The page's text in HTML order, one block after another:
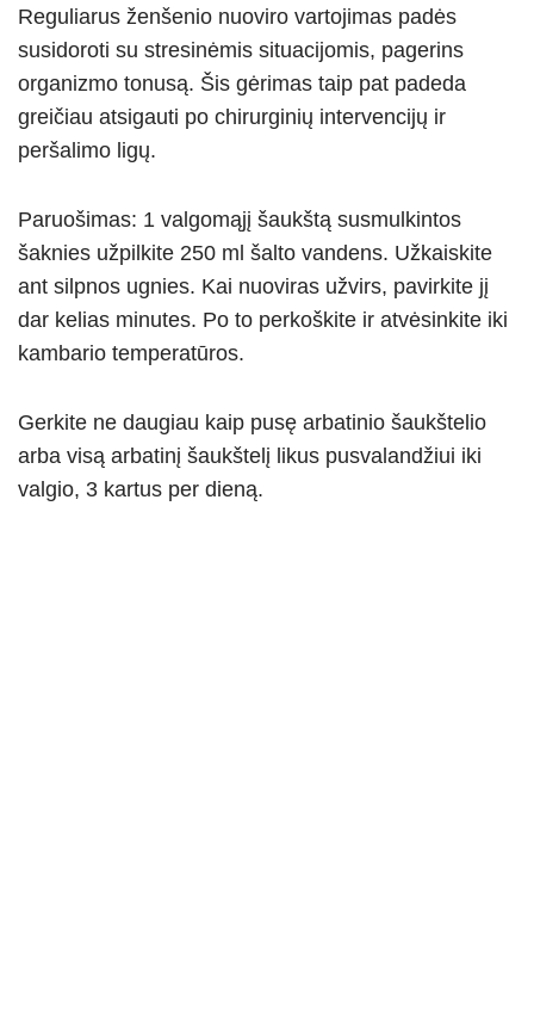
Reguliarus ženšenio nuoviro vartojimas padės
susidoroti su stresinėmis situacijomis, pagerins
organizmo tonusą. Šis gėrimas taip pat padeda
greičiau atsigauti po chirurginių intervencijų ir
peršalimo ligų.
Paruošimas: 1 valgomąjį šaukštą susmulkintos
šaknies užpilkite 250 ml šalto vandens. Užkaiskite
ant silpnos ugnies. Kai nuoviras užvirs, pavirkite jį
dar kelias minutes. Po to perkoškite ir atvėsinkite iki
kambario temperatūros.
Gerkite ne daugiau kaip pusę arbatinio šaukštelio
arba visą arbatinį šaukštelį likus pusvalandžiui iki
valgio, 3 kartus per dieną.